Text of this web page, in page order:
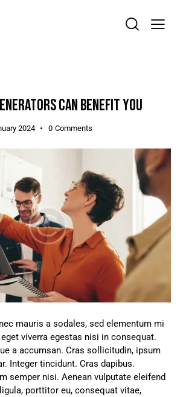
CAN BENEFIT YOU
2024 0 Comments
mauris a sodales, sed elementum mi
viverra egestas nisi in consequat.
a accumsan. Cras sollicitudin, ipsum
Integer tincidunt. Cras dapibus.
semper nisi. Aenean vulputate eleifend
porttitor eu, consequat vitae,